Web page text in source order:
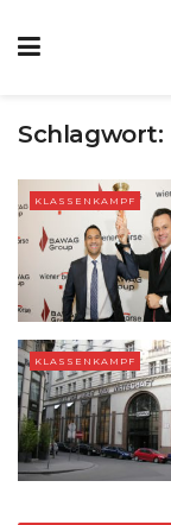
Schlagwort:
KLASSENKAMPF
KLASSENKAMPF